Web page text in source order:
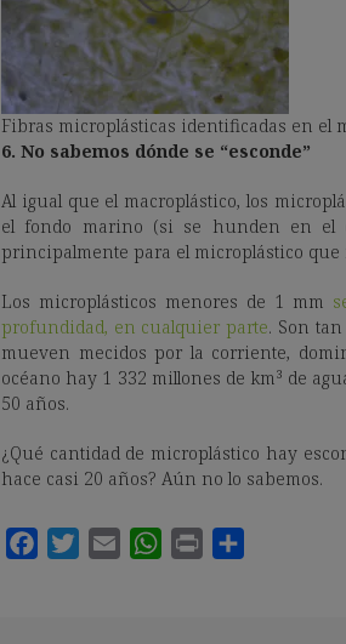
Fibras microplásticas identificadas en el
6. No sabemos dónde se “esconde”
Al igual que el macroplástico, los
el fondo marino (si se hunden en el
principalmente para el microplástico que
Los microplásticos menores de 1 mm
profundidad, en cualquier parte. Son
mueven mecidos por la corriente,
océano hay 1 332 millones de km³ de
50 años.
¿Qué cantidad de microplástico hay
hace casi 20 años? Aún no lo sabemos.